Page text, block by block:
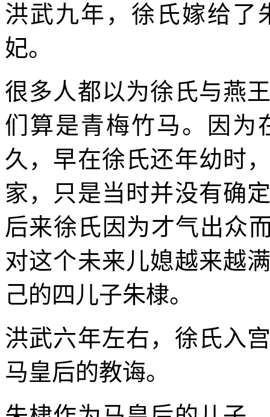
洪武九年，徐氏嫁给了
妃。
很多人都以为徐氏与燕
们算是青梅竹马。因为
久，早在徐氏还年幼时
家，只是当时并没有确
后来徐氏因为才气出众
对这个未来儿媳越来越
己的四儿子朱棣。
洪武六年左右，徐氏入
马皇后的教诲。